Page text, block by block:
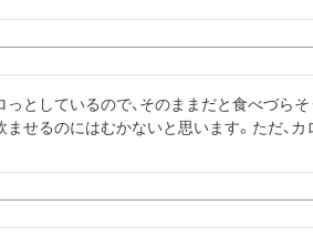
っとしているので、そのままだと食べづら
ませるのにはむかないと思います。ただ、